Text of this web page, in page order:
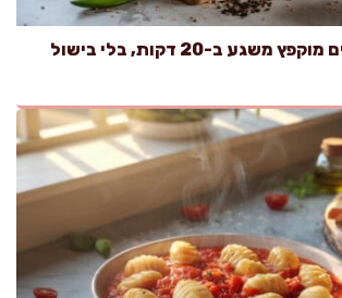
קט ירקות קפואים מוקפץ משגע ב-20 דקות, בלי בישול